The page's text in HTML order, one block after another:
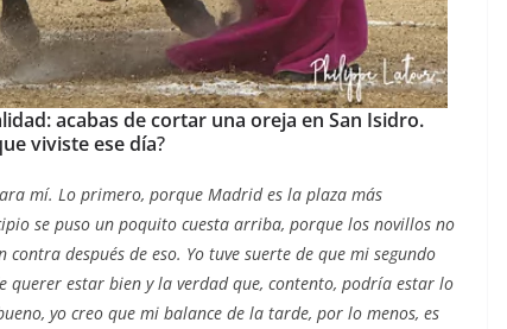
acabas de cortar una oreja en San Isidro.
viviste ese día?
mí. Lo primero, porque Madrid es la plaza más
se puso un poquito cuesta arriba, porque los novillos no
contra después de eso. Yo tuve suerte de que mi segundo
querer estar bien y la verdad que, contento, podría estar lo
yo creo que mi balance de la tarde, por lo menos, es